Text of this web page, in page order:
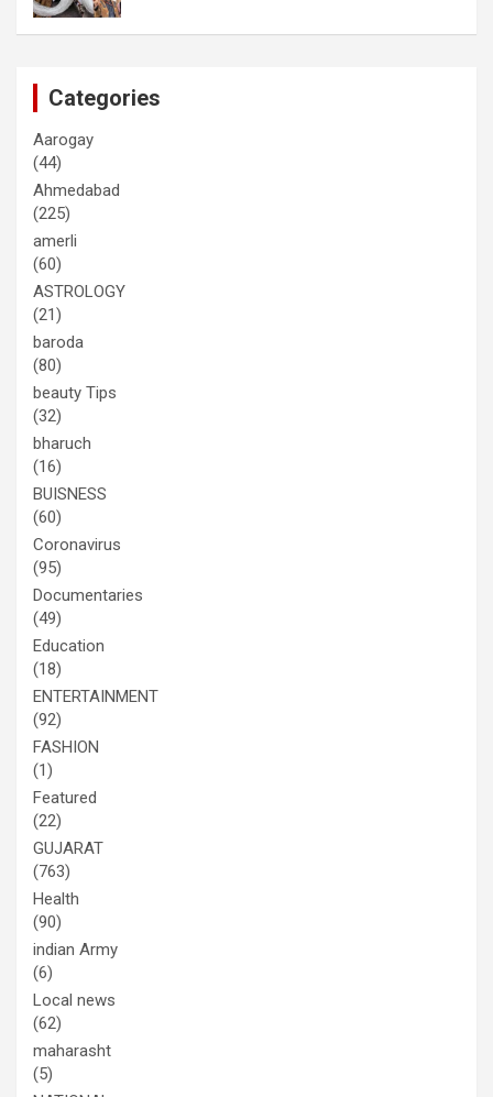
Categories
Aarogay
(44)
Ahmedabad
(225)
amerli
(60)
ASTROLOGY
(21)
baroda
(80)
beauty Tips
(32)
bharuch
(16)
BUISNESS
(60)
Coronavirus
(95)
Documentaries
(49)
Education
(18)
ENTERTAINMENT
(92)
FASHION
(1)
Featured
(22)
GUJARAT
(763)
Health
(90)
indian Army
(6)
Local news
(62)
maharasht
(5)